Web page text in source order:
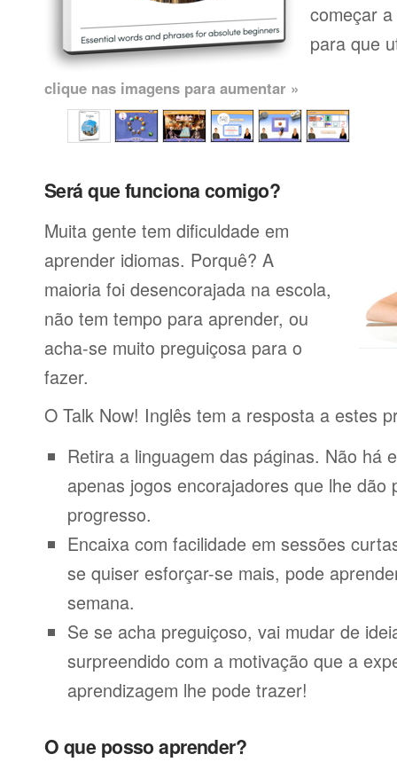
começar
para que
clique nas imagens para aumentar »
Será que funciona comigo?
Muita gente tem dificuldade em
aprender idiomas. Porquê? A
maioria foi desencorajada na escola,
não tem tempo para aprender, ou
acha-se muito preguiçosa para o
fazer.
O Talk Now! Inglês tem a resposta a estes
Retira a linguagem das páginas. Não há
apenas jogos encorajadores que lhe dão
progresso.
Encaixa com facilidade em sessões
se quiser esforçar-se mais, pode
semana.
Se se acha preguiçoso, vai mudar de
surpreendido com a motivação que a
aprendizagem lhe pode trazer!
O que posso aprender?